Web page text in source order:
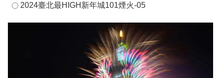
2024臺北最HIGH新年城101煙火-05